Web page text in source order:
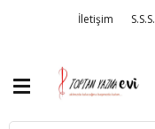
İletişim S.S.S.